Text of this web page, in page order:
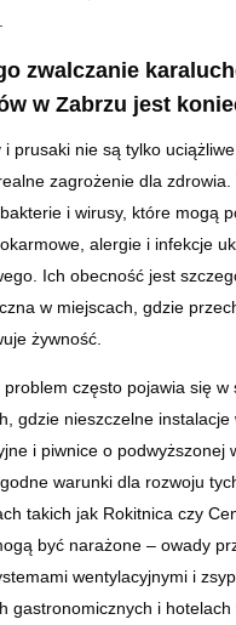
zwalczanie
w Zabrzu jest
i prusaki nie są tylko
zagrożenie dla zdrowia.
i wirusy, które mogą
alergie i infekcje
Ich obecność jest
w miejscach, gdzie
żywność.
często pojawia się w
gdzie nieszczelne instalacje
i piwnice o podwyższonej
warunki dla rozwoju
takich jak Rokitnica czy
być narażone – owady
wentylacyjnymi i
gastronomicznych i hotelach